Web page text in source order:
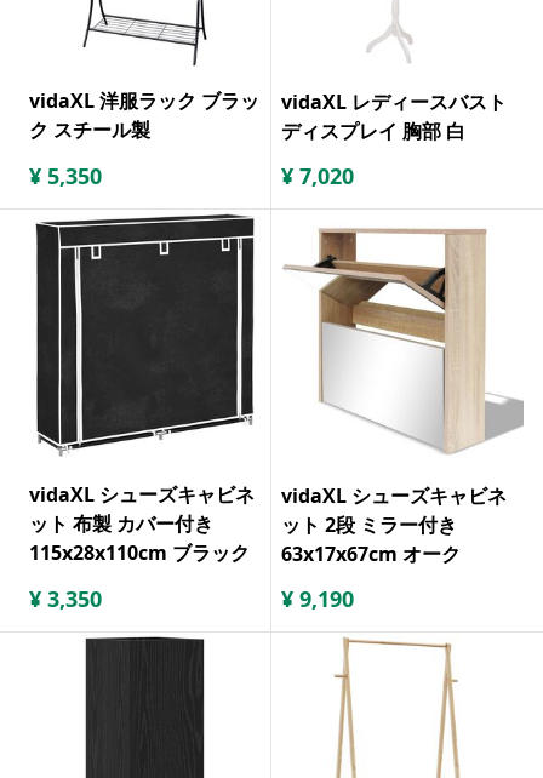
vidaXL 洋服ラック ブラッ
ク スチール製
¥ 5,350
vidaXL レディースバスト
ディスプレイ 胸部 白
¥ 7,020
vidaXL シューズキャビネ
ット 布製 カバー付き
115x28x110cm ブラック
¥ 3,350
vidaXL シューズキャビネ
ット 2段 ミラー付き
63x17x67cm オーク
¥ 9,190